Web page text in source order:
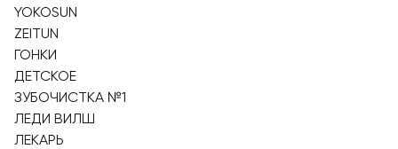
YOKOSUN
ZEITUN
ГОНКИ
ДЕТСКОЕ
ЗУБОЧИСТКА №1
ЛЕДИ ВИЛШ
ЛЕКАРЬ